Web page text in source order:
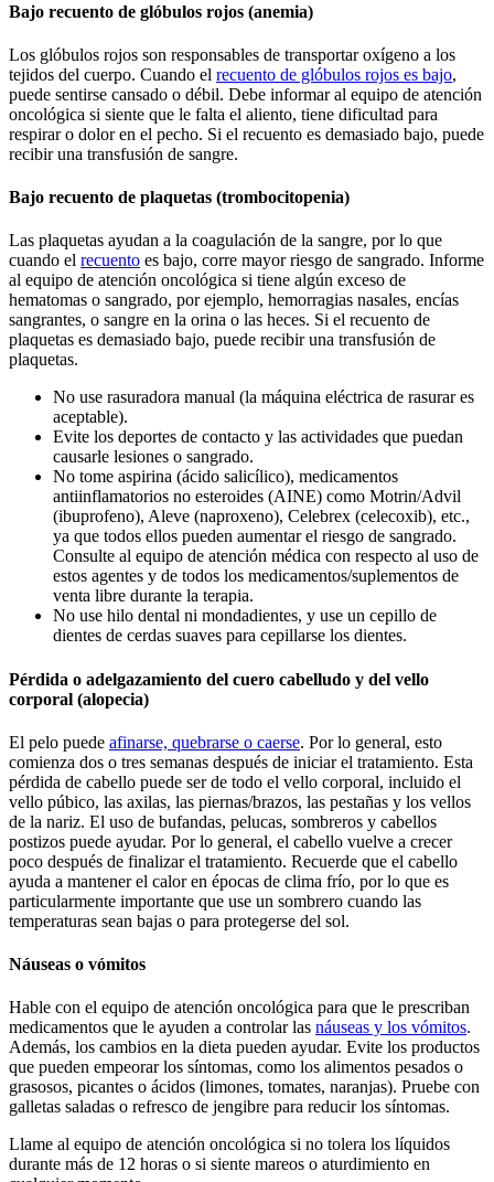
Bajo recuento de glóbulos rojos (anemia)
Los glóbulos rojos son responsables de transportar oxígeno a los
tejidos del cuerpo. Cuando el recuento de glóbulos rojos es bajo,
puede sentirse cansado o débil. Debe informar al equipo de atención
oncológica si siente que le falta el aliento, tiene dificultad para
respirar o dolor en el pecho. Si el recuento es demasiado bajo, puede
recibir una transfusión de sangre.
Bajo recuento de plaquetas (trombocitopenia)
Las plaquetas ayudan a la coagulación de la sangre, por lo que
cuando el recuento es bajo, corre mayor riesgo de sangrado. Informe
al equipo de atención oncológica si tiene algún exceso de
hematomas o sangrado, por ejemplo, hemorragias nasales, encías
sangrantes, o sangre en la orina o las heces. Si el recuento de
plaquetas es demasiado bajo, puede recibir una transfusión de
plaquetas.
No use rasuradora manual (la máquina eléctrica de rasurar es
aceptable).
Evite los deportes de contacto y las actividades que puedan
causarle lesiones o sangrado.
No tome aspirina (ácido salicílico), medicamentos
antiinflamatorios no esteroides (AINE) como Motrin/Advil
(ibuprofeno), Aleve (naproxeno), Celebrex (celecoxib), etc.,
ya que todos ellos pueden aumentar el riesgo de sangrado.
Consulte al equipo de atención médica con respecto al uso de
estos agentes y de todos los medicamentos/suplementos de
venta libre durante la terapia.
No use hilo dental ni mondadientes, y use un cepillo de
dientes de cerdas suaves para cepillarse los dientes.
Pérdida o adelgazamiento del cuero cabelludo y del vello
corporal (alopecia)
El pelo puede afinarse, quebrarse o caerse. Por lo general, esto
comienza dos o tres semanas después de iniciar el tratamiento. Esta
pérdida de cabello puede ser de todo el vello corporal, incluido el
vello púbico, las axilas, las piernas/brazos, las pestañas y los vellos
de la nariz. El uso de bufandas, pelucas, sombreros y cabellos
postizos puede ayudar. Por lo general, el cabello vuelve a crecer
poco después de finalizar el tratamiento. Recuerde que el cabello
ayuda a mantener el calor en épocas de clima frío, por lo que es
particularmente importante que use un sombrero cuando las
temperaturas sean bajas o para protegerse del sol.
Náuseas o vómitos
Hable con el equipo de atención oncológica para que le prescriban
medicamentos que le ayuden a controlar las náuseas y los vómitos.
Además, los cambios en la dieta pueden ayudar. Evite los productos
que pueden empeorar los síntomas, como los alimentos pesados o
grasosos, picantes o ácidos (limones, tomates, naranjas). Pruebe con
galletas saladas o refresco de jengibre para reducir los síntomas.
Llame al equipo de atención oncológica si no tolera los líquidos
durante más de 12 horas o si siente mareos o aturdimiento en